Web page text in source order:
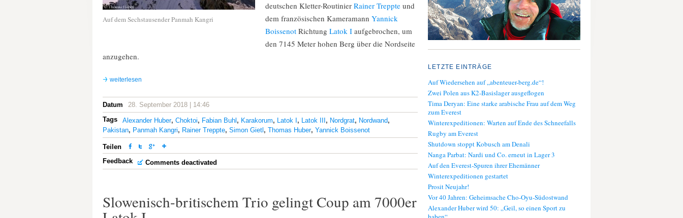
Auf dem Sechstausender Panmah Kangri
deutschen Kletter-Routinier Rainer Treppte und
dem französischen Kameramann Yannick
Boissenot Richtung Latok I aufgebrochen, um
den 7145 Meter hohen Berg über die Nordseite
anzugehen.
weiterlesen
Datum
28. September 2018 | 14:46
Tags
Alexander Huber, Choktoi, Fabian Buhl , Karakorum, Latok I , Latok III , Nordgrat, Nordwand,
Pakistan, Panmah Kangri, Rainer Treppte, Simon Gietl , Thomas Huber, Yannick Boissenot
Teilen
Feedback
Comments deactivated
Slowenisch-britischem Trio gelingt Coup am 7000er
LETZTE EINTRÄGE
Auf Wiedersehen auf „abenteuer-berg.de“!
Zwei Polen aus K2-Basislager ausgeflogen
Tima Deryan: Eine starke arabische Frau auf dem Weg
zum Everest
Winterexpeditionen: Warten auf Ende des Schneefalls
Rugby am Everest
Shutdown stoppt Kobusch am Denali
Nanga Parbat: Nardi und Co. erneut in Lager 3
Auf den Everest-Spuren ihrer Ehemänner
Winterexpeditionen gestartet
Prosit Neujahr!
Vor 40 Jahren: Geheimsache Cho-Oyu-Südostwand
Alexander Huber wird 50: „Geil, so einen Sport zu